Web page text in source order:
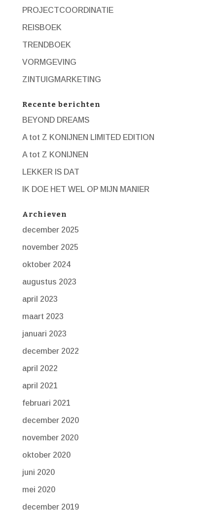
PROJECTCOORDINATIE
REISBOEK
TRENDBOEK
VORMGEVING
ZINTUIGMARKETING
Recente berichten
BEYOND DREAMS
A tot Z KONIJNEN LIMITED EDITION
A tot Z KONIJNEN
LEKKER IS DAT
IK DOE HET WEL OP MIJN MANIER
Archieven
december 2025
november 2025
oktober 2024
augustus 2023
april 2023
maart 2023
januari 2023
december 2022
april 2022
april 2021
februari 2021
december 2020
november 2020
oktober 2020
juni 2020
mei 2020
december 2019